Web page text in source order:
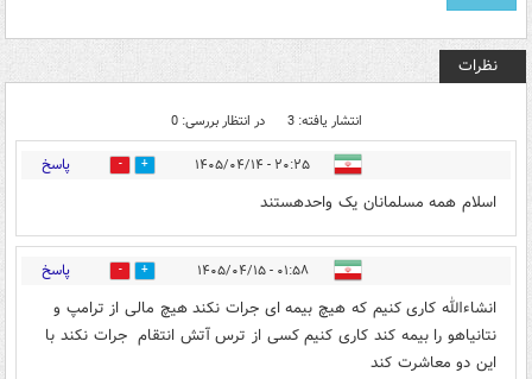
نظرات
انتشار یافته: 3 در انتظار بررسی: 0
۲۰:۲۵ - ۱۴۰۵/۰۴/۱۴ 0 پاسخ
اسلام همه مسلمانان یک واحدهستند
۰۱:۵۸ - ۱۴۰۵/۰۴/۱۵ 1 پاسخ
انشاءالله کاری کنیم که هیچ بیمه ای جرات نکند هیچ مالی از ترامپ و
نتانیاهو را بیمه کند کاری کنیم کسی از ترس آتش انتقام جرات نکند با
این دو معاشرت کند